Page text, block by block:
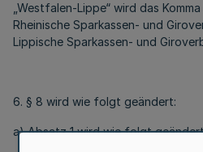
„Westfalen-Lippe“ wird das
Rheinische Sparkassen- und
Lippische Sparkassen- und
6. § 8 wird wie folgt geändert:
a) Absatz 1 wird wie folgt